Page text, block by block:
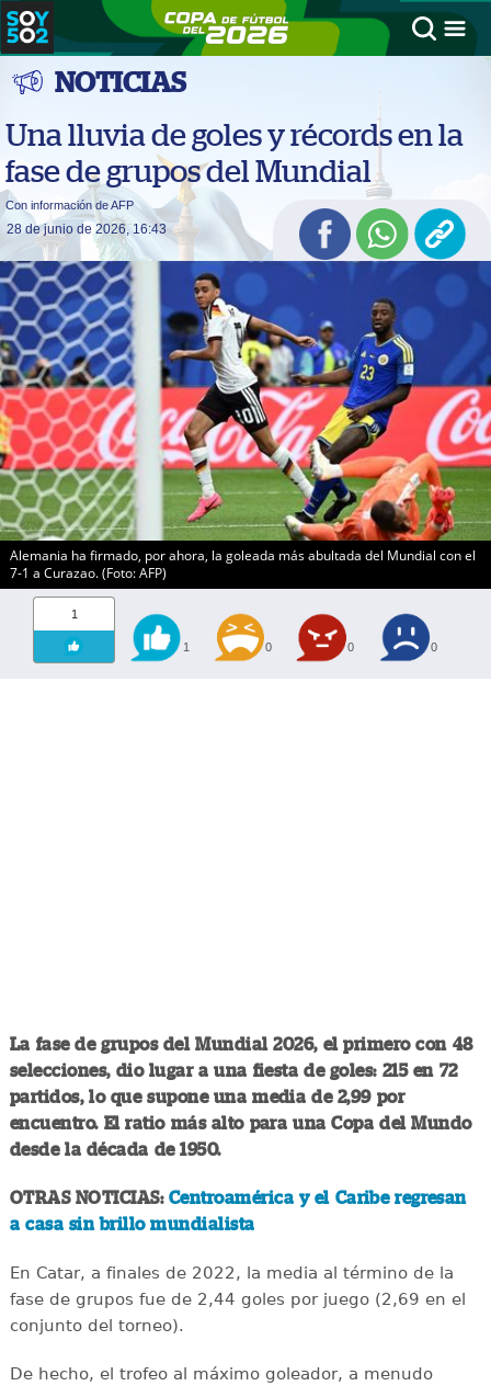
NOTICIAS
Una lluvia de goles y récords en la
fase de grupos del Mundial
Con información de AFP
28 de junio de 2026, 16:43
Alemania ha firmado, por ahora, la goleada más abultada del Mundial con el
7-1 a Curazao. (Foto: AFP)
1
1 0 0 0
La fase de grupos del Mundial 2026, el primero con 48
selecciones, dio lugar a una fiesta de goles: 215 en 72
partidos, lo que supone una media de 2,99 por
encuentro. El ratio más alto para una Copa del Mundo
desde la década de 1950.
OTRAS NOTICIAS: Centroamérica y el Caribe regresan
a casa sin brillo mundialista
En Catar, a finales de 2022, la media al término de la
fase de grupos fue de 2,44 goles por juego (2,69 en el
conjunto del torneo).
De hecho, el trofeo al máximo goleador, a menudo